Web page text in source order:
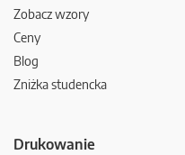
Zobacz wzory
Ceny
Blog
Zniżka studencka
Drukowanie